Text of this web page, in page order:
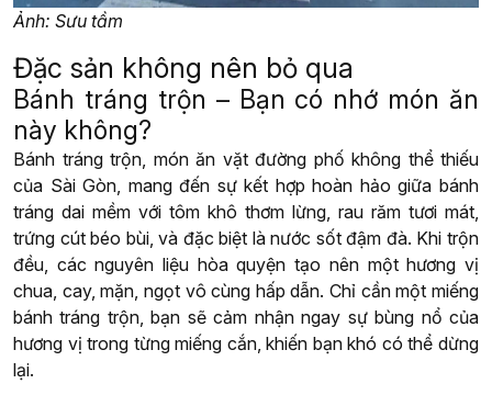
Ảnh: Sưu tầm
Đặc sản không nên bỏ qua
Bánh tráng trộn – Bạn có nhớ món ăn
này không?
Bánh tráng trộn, món ăn vặt đường phố không thể thiếu
của Sài Gòn, mang đến sự kết hợp hoàn hảo giữa bánh
tráng dai mềm với tôm khô thơm lừng, rau răm tươi mát,
trứng cút béo bùi, và đặc biệt là nước sốt đậm đà. Khi trộn
đều, các nguyên liệu hòa quyện tạo nên một hương vị
chua, cay, mặn, ngọt vô cùng hấp dẫn. Chỉ cần một miếng
bánh tráng trộn, bạn sẽ cảm nhận ngay sự bùng nổ của
hương vị trong từng miếng cắn, khiến bạn khó có thể dừng
lại.